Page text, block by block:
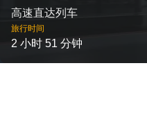
高速直达列车
旅行时间
2 小时 51 分钟